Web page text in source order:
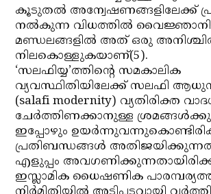
കൂടുതല്‍ അന്വേഷണങ്ങളിലേക്ക്
നല്‍കുന്ന വിധത്തില്‍
മണ്ഡലങ്ങളില്‍ അത് ഒരു
നിലകൊള്ളുകയാണ്(5).
‘സലഫിയ്യ’ത്തിന്റെ സമകാലിക
വ്യവസ്ഥിതിയിലേക്ക് സലഫി
(salafi modernity) വ്യതിരിക്ത
ചേര്‍ത്തിണക്കാനുള്ള
ഇപ്പോഴും
പ്രതിബന്ധങ്ങള്‍
എളുപ്പം
ഇസ്ലാമിക ധൈഷണിക